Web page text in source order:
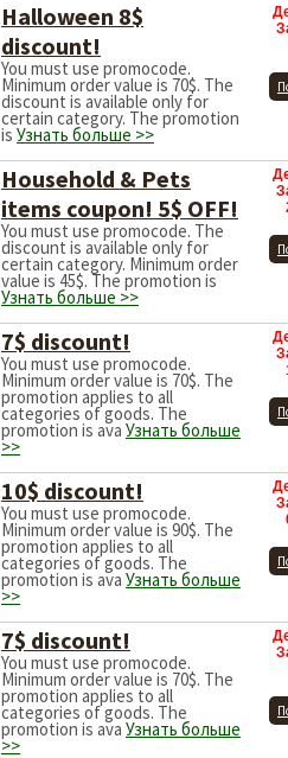
Halloween 8$
discount!
You must use promocode.
Minimum order value is 70$. The
discount is available only for
certain category. The promotion
is Узнать больше >>
Household & Pets
items coupon! 5$ OFF!
You must use promocode. The
discount is available only for
certain category. Minimum order
value is 45$. The promotion is
Узнать больше >>
7$ discount!
You must use promocode.
Minimum order value is 70$. The
promotion applies to all
categories of goods. The
promotion is ava Узнать больше
>>
10$ discount!
You must use promocode.
Minimum order value is 90$. The
promotion applies to all
categories of goods. The
promotion is ava Узнать больше
>>
7$ discount!
You must use promocode.
Minimum order value is 70$. The
promotion applies to all
categories of goods. The
promotion is ava Узнать больше
>>